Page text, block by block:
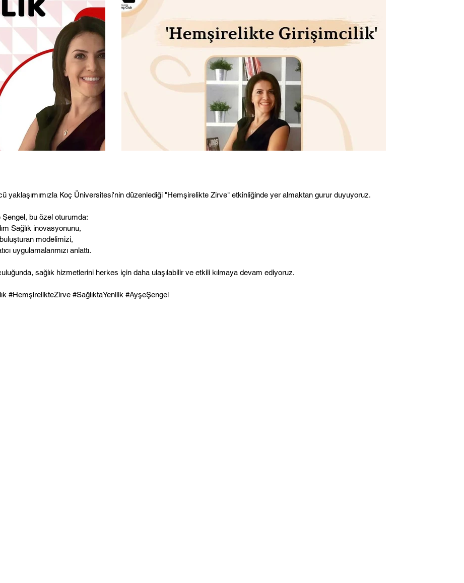
yaklaşımımızla Koç Üniversitesi'nin düzenlediği "Hemşirelikte Zirve" etkinliğinde yer almaktan gurur duyuyoruz.
bu özel oturumda:
Sağlık inovasyonunu,
modelimizi,
uygulamalarımızı anlattı.
sağlık hizmetlerini herkes için daha ulaşılabilir ve etkili kılmaya devam ediyoruz.
#HemşirelikteZirve #SağlıktaYenilik #AyşeŞengel